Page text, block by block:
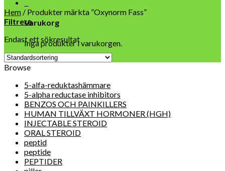
Varukorg
Inga produkter i varukorgen.
Hem / Produkter märkta ”Oxynorm Fass”
Filtrera
Endast ett sökresultat
Browse
5-alfa-reduktashämmare
5-alpha reductase inhibitors
BENZOS OCH PAINKILLERS
HUMAN TILLVÄXT HORMONER (HGH)
INJECTABLE STEROID
ORAL STEROID
peptid
peptide
PEPTIDER